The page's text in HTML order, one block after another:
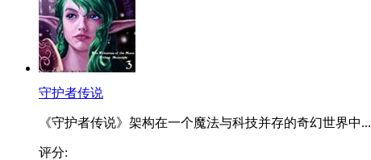
守护者传说
《守护者传说》架构在一个魔法与科技并存的奇幻世界中...
评分: